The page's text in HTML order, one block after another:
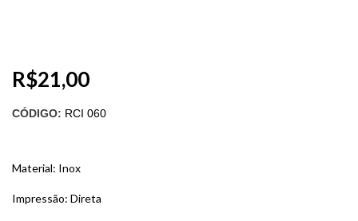
R$21,00
CÓDIGO: RCI 060
Material: Inox
Impressão: Direta